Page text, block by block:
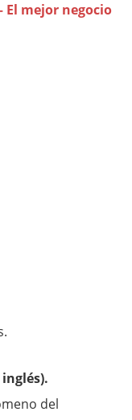
El mejor negocio
del